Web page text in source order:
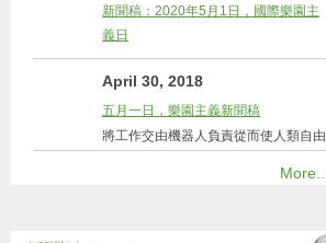
新聞稿：2020年5月1日，國際樂園主
義日
April 30, 2018
五月一日，樂園主義新聞稿
將工作交由機器人負責從而使人類自由
More...